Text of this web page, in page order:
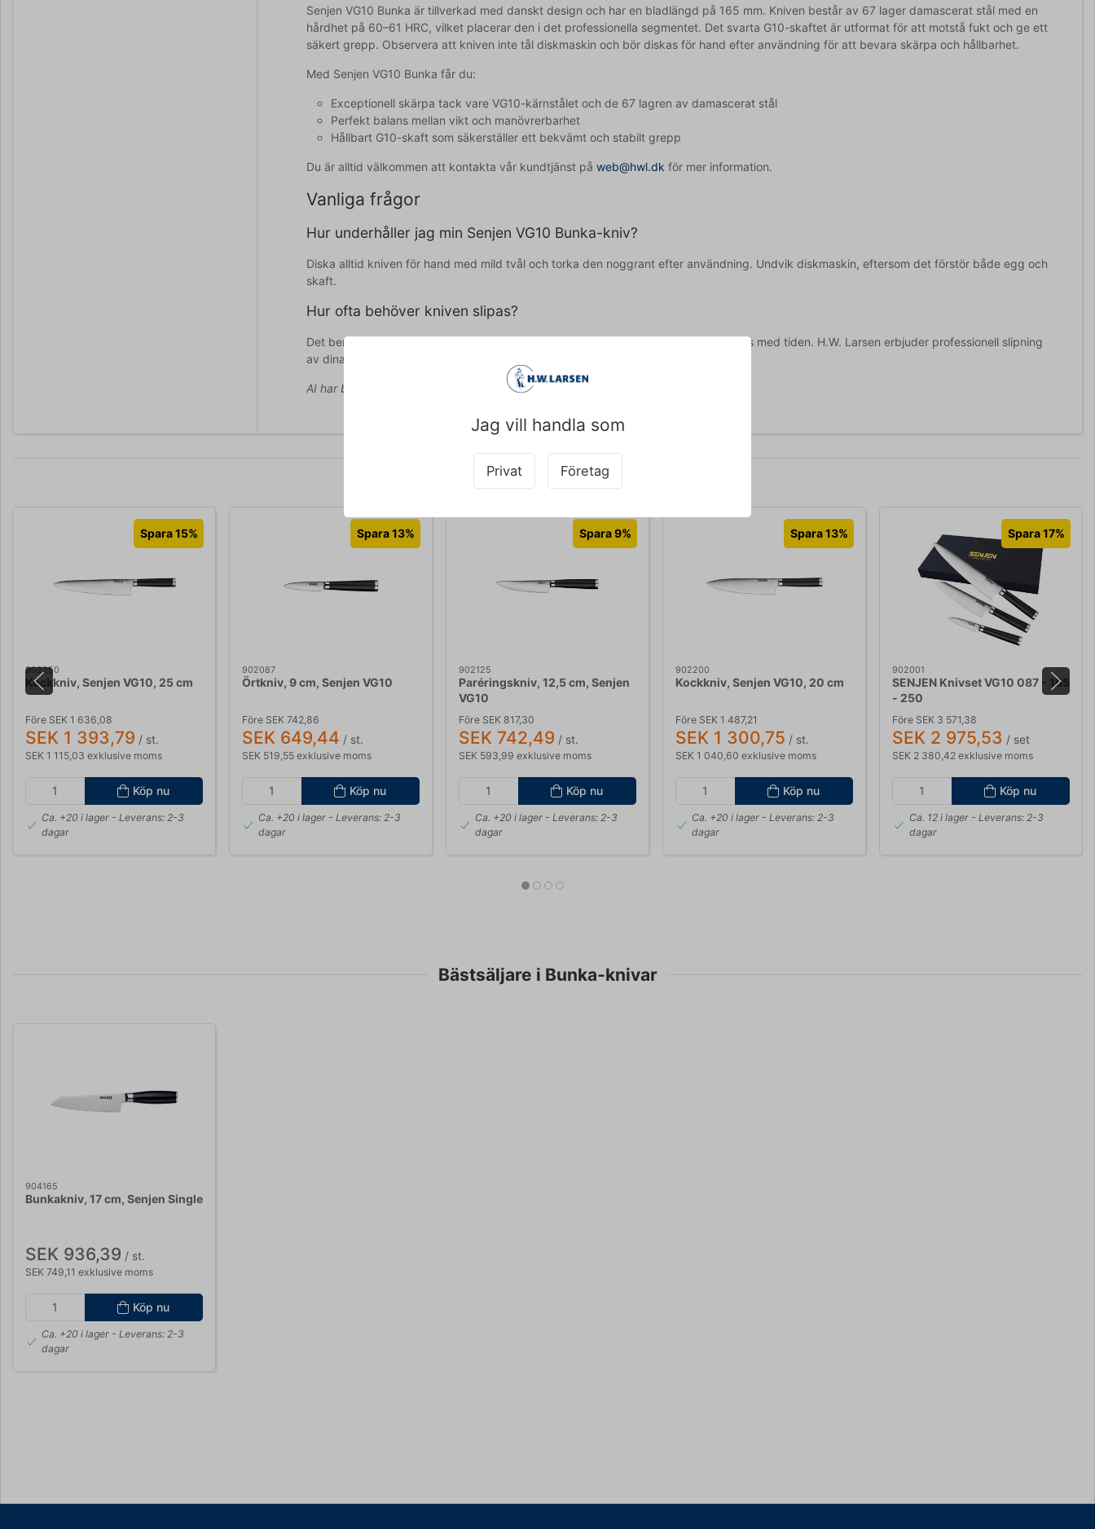
Jag vill handla som
Privat Företag
Senjen VG10 Bunka är tillverkad med danskt design och har en bladlängd på 165 mm. Kniven består av 67 lager damascerat stål med en
hårdhet på 60–61 HRC, vilket placerar den i det professionella segmentet. Det svarta G10-skaftet är utformat för att motstå fukt och ge ett
säkert grepp. Observera att kniven inte tål diskmaskin och bör diskas för hand efter användning för att bevara skärpa och hållbarhet.
Med Senjen VG10 Bunka får du:
Exceptionell skärpa tack vare VG10-kärnstålet och de 67 lagren av damascerat stål
Perfekt balans mellan vikt och manövrerbarhet
Hållbart G10-skaft som säkerställer ett bekvämt och stabilt grepp
Du är alltid välkommen att kontakta vår kundtjänst på web@hwl.dk för mer information.
Vanliga frågor
Hur underhåller jag min Senjen VG10 Bunka-kniv?
Diska alltid kniven för hand med mild tvål och torka den noggrant efter användning. Undvik diskmaskin, eftersom det förstör både egg och
skaft.
Hur ofta behöver kniven slipas?
Det beror på hur intensivt den används, men även de bästa knivarna behöver slipas med tiden. H.W. Larsen erbjuder professionell slipning
av dina knivar.
AI har bidragit till texten och därför reserverar vi oss för eventuella fel.
Köpt tillsammans med
Spara 15%
902250
Kockkniv, Senjen VG10, 25 cm
Före SEK 1 636,08
SEK 1 393,79 / st.
SEK 1 115,03 exklusive moms
Köp nu
Ca. +20 i lager- Leverans: 2-3
dagar
Spara 13%
902087
Örtkniv, 9 cm, Senjen VG10
Före SEK 742,86
SEK 649,44 / st.
SEK 519,55 exklusive moms
Köp nu
Ca. +20 i lager- Leverans: 2-3
dagar
Spara 9%
902125
Paréringskniv, 12,5 cm, Senjen
VG10
Före SEK 817,30
SEK 742,49 / st.
SEK 593,99 exklusive moms
Köp nu
Ca. +20 i lager- Leverans: 2-3
dagar
Spara 13%
902200
Kockkniv, Senjen VG10, 20 cm
Före SEK 1 487,21
SEK 1 300,75 / st.
SEK 1 040,60 exklusive moms
Köp nu
Ca. +20 i lager- Leverans: 2-3
dagar
Spara 17%
902001
SENJEN Knivset VG10 087 - 165
- 250
Före SEK 3 571,38
SEK 2 975,53 / set
SEK 2 380,42 exklusive moms
Köp nu
Ca. 12 i lager- Leverans: 2-3
dagar
Bästsäljare i Bunka-knivar
904165
Bunkakniv, 17 cm, Senjen Single
SEK 936,39 / st.
SEK 749,11 exklusive moms
Köp nu
Ca. +20 i lager- Leverans: 2-3
dagar